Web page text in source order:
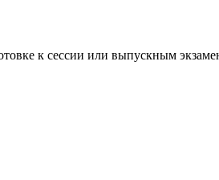
к сессии или выпускным